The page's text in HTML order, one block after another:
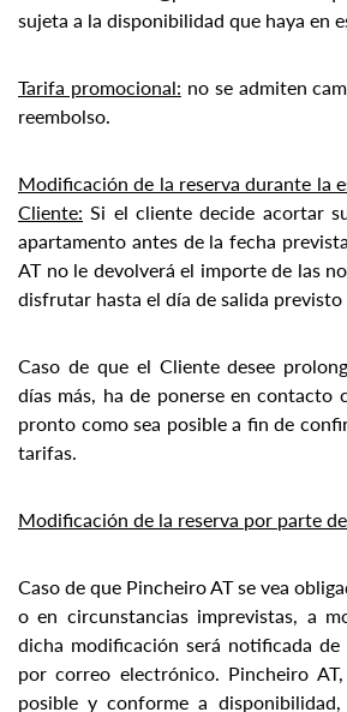
sujeta a la disponibilidad que haya en
Tarifa promocional: no se admiten
reembolso.
Modificación de la reserva durante la
Cliente: Si el cliente decide acortar
apartamento antes de la fecha
AT no le devolverá el importe de las
disfrutar hasta el día de salida
Caso de que el Cliente desee
días más, ha de ponerse en contacto
pronto como sea posible a fin de
tarifas.
Modificación de la reserva por parte
Caso de que Pincheiro AT se vea
o en circunstancias imprevistas, a
dicha modificación será notificada
por correo electrónico. Pincheiro
posible y conforme a